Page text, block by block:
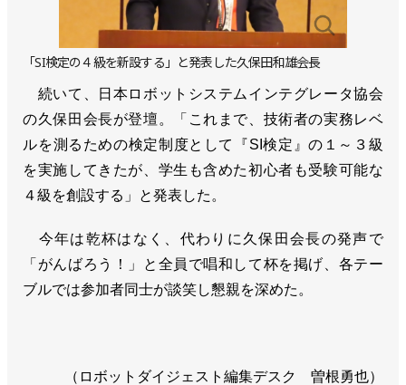
「SI検定の４級を新設する」と発表した久保田和雄会長
続いて、日本ロボットシステムインテグレータ協会
の久保田会長が登壇。「これまで、技術者の実務レベ
ルを測るための検定制度として『SI検定』の１～３級
を実施してきたが、学生も含めた初心者も受験可能な
４級を創設する」と発表した。
今年は乾杯はなく、代わりに久保田会長の発声で
「がんばろう！」と全員で唱和して杯を掲げ、各テー
ブルでは参加者同士が談笑し懇親を深めた。
（ロボットダイジェスト編集デスク 曽根勇也）